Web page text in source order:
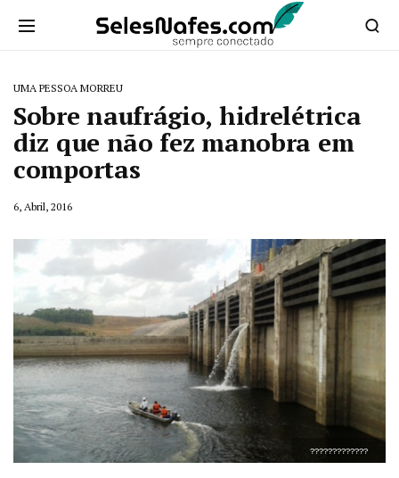
UMA PESSOA MORREU
Sobre naufrágio, hidrelétrica
diz que não fez manobra em
comportas
6, Abril, 2016
?????????????